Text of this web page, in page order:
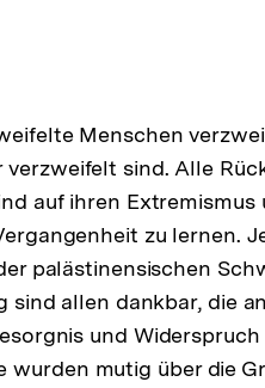
Menschen
sind. Alle
auf ihren Extremismus
zu lernen.
palästinensischen
sind allen dankbar, die
und
mutig über die